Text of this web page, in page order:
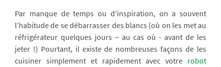
Par manque de temps ou d'inspiration, on a souvent
l’habitude de se débarrasser des blancs (où on les met au
réfrigérateur quelques jours – au cas où - avant de les
jeter !) Pourtant, il existe de nombreuses façons de les
cuisiner simplement et rapidement avec votre robot